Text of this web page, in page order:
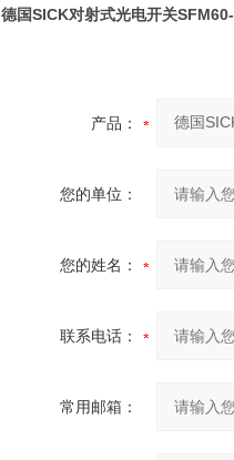
德国SICK对射式光电开关
产品：
您的单位：
您的姓名：
联系电话：
常用邮箱：